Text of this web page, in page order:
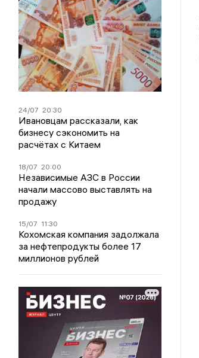
24/07 20:30
Ивановцам рассказали, как
бизнесу сэкономить на
расчётах с Китаем
18/07 20:00
Независимые АЗС в России
начали массово выставлять на
продажу
15/07 11:30
Кохомская компания задолжала
за нефтепродукты более 17
миллионов рублей